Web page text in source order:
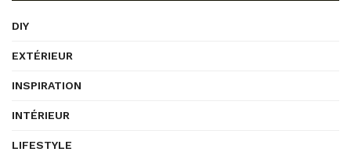
DIY
EXTÉRIEUR
INSPIRATION
INTÉRIEUR
LIFESTYLE